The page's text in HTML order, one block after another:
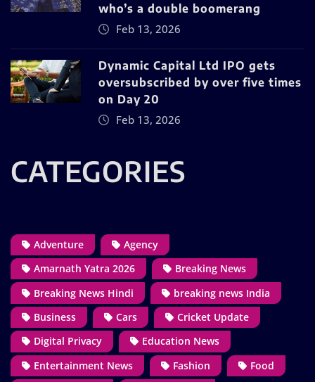
who’s a double boomerang
Feb 13, 2026
Dynamic Capital Ltd IPO gets
oversubscribed by over five times
on Day 20
Feb 13, 2026
CATEGORIES
Adventure
Agency
Amarnath Yatra 2026
Breaking News
Breaking News Hindi
breaking news India
Business
Cars
Cricket Update
Digital Privacy
Education News
Entertainment News
Fashion
Food